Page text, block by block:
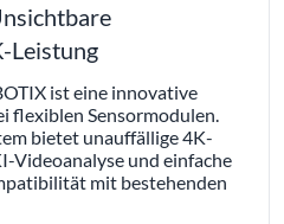
Leistung
ist eine innovative
flexiblen Sensormodulen.
bietet unauffällige 4K-
Videoanalyse und einfache
mit bestehenden